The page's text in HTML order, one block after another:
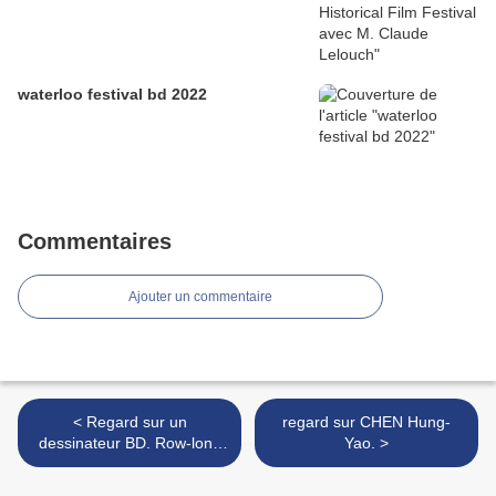
waterloo festival bd 2022
Commentaires
Ajouter un commentaire
< Regard sur un
dessinateur BD. Row-long
Chiu.
regard sur CHEN Hung-
Yao. >